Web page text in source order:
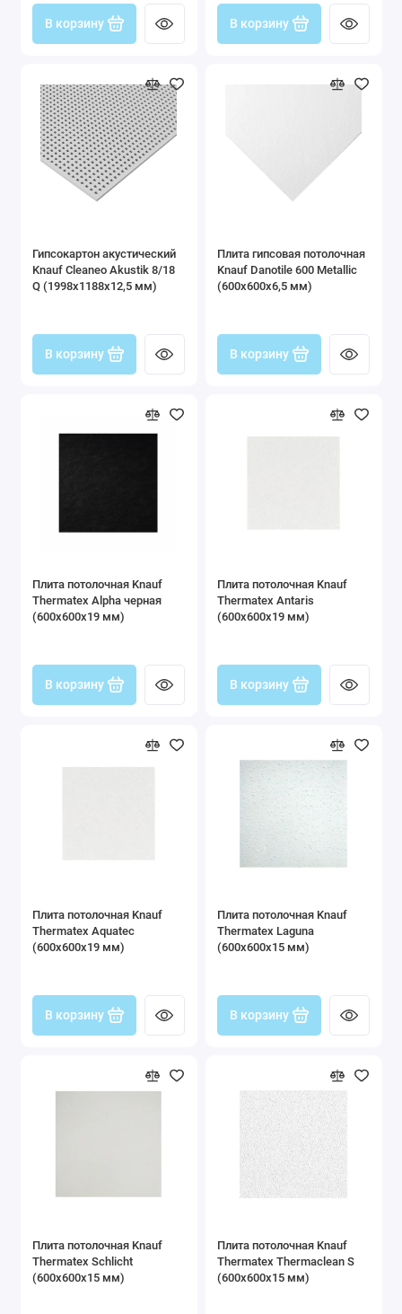
В корзину В корзину
Гипсокартон акустический
Knauf Cleaneo Akustik 8/18
Q (1998x1188x12,5 мм)
В корзину
Плита гипсовая потолочная
Knauf Danotile 600 Metallic
(600x600x6,5 мм)
В корзину
Плита потолочная Knauf
Thermatex Alpha черная
(600x600x19 мм)
В корзину
Плита потолочная Knauf
Thermatex Antaris
(600x600x19 мм)
В корзину
Плита потолочная Knauf
Thermatex Aquatec
(600x600x19 мм)
В корзину
Плита потолочная Knauf
Thermatex Laguna
(600x600x15 мм)
В корзину
Плита потолочная Knauf
Thermatex Schlicht
(600x600x15 мм)
Плита потолочная Knauf
Thermatex Thermaclean S
(600x600x15 мм)